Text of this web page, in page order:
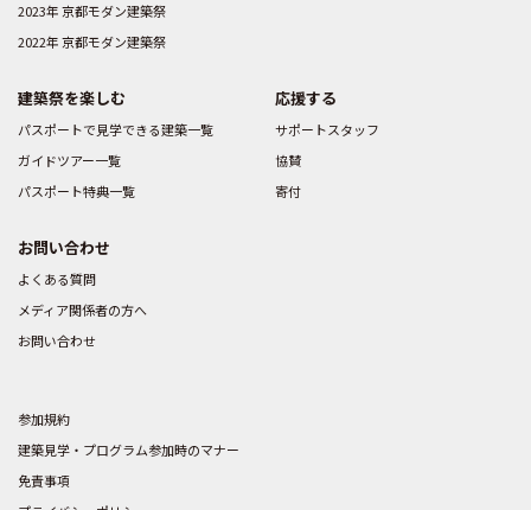
2023年 京都モダン建築祭
2022年 京都モダン建築祭
建築祭を楽しむ
パスポートで見学できる建築一覧
ガイドツアー一覧
パスポート特典一覧
応援する
サポートスタッフ
協賛
寄付
お問い合わせ
よくある質問
メディア関係者の方へ
お問い合わせ
参加規約
建築見学・プログラム参加時のマナー
免責事項